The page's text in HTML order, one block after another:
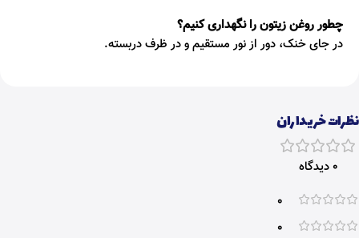
چطور روغن زیتون را نگهداری کنیم؟
در جای خنک، دور از نور مستقیم و در ظرف دربسته.
نظرات خریداران
0 دیدگاه
0
0